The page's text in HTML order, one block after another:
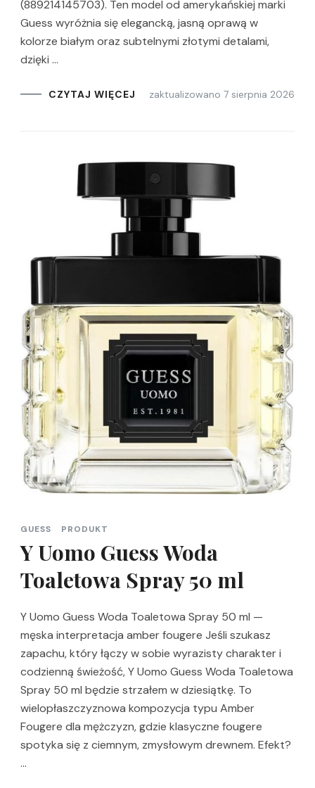
(889214145703). Ten model od amerykańskiej marki
Guess wyróżnia się elegancką, jasną oprawą w
kolorze białym oraz subtelnymi złotymi detalami,
dzięki …
CZYTAJ WIĘCEJ zaktualizowano 7 sierpnia 2026
GUESS PRODUKT
Y Uomo Guess Woda
Toaletowa Spray 50 ml
Y Uomo Guess Woda Toaletowa Spray 50 ml —
męska interpretacja amber fougere Jeśli szukasz
zapachu, który łączy w sobie wyrazisty charakter i
codzienną świeżość, Y Uomo Guess Woda Toaletowa
Spray 50 ml będzie strzałem w dziesiątkę. To
wielopłaszczyznowa kompozycja typu Amber
Fougere dla mężczyzn, gdzie klasyczne fougere
spotyka się z ciemnym, zmysłowym drewnem. Efekt?
…